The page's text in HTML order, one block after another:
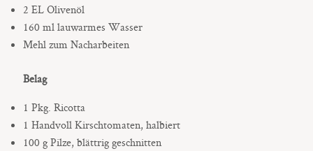
2 EL Olivenöl
160 ml lauwarmes Wasser
Mehl zum Nacharbeiten
Belag
1 Pkg. Ricotta
1 Handvoll Kirschtomaten, halbiert
100 g Pilze, blättrig geschnitten